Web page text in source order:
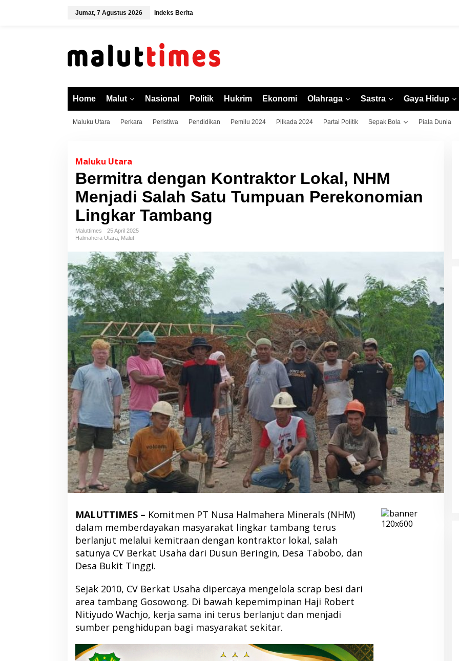
Jumat, 7 Agustus 2026 Indeks Berita
Home Malut Nasional Politik Hukrim Ekonomi Olahraga Sastra Gaya Hidup
Maluku Utara Perkara Peristiwa Pendidikan Pemilu 2024 Pilkada 2024 Partai Politik Sepak Bola Piala Dunia
Maluku Utara
Bermitra dengan Kontraktor Lokal, NHM
Menjadi Salah Satu Tumpuan Perekonomian
Lingkar Tambang
Maluttimes
25 April 2025
Halmahera Utara Malut
MALUTTIMES – Komitmen PT Nusa Halmahera Minerals (NHM)
dalam memberdayakan masyarakat lingkar tambang terus
berlanjut melalui kemitraan dengan kontraktor lokal, salah
satunya CV Berkat Usaha dari Dusun Beringin, Desa Tabobo, dan
Desa Bukit Tinggi.
Sejak 2010, CV Berkat Usaha dipercaya mengelola scrap besi dari
area tambang Gosowong. Di bawah kepemimpinan Haji Robert
Nitiyudo Wachjo, kerja sama ini terus berlanjut dan menjadi
sumber penghidupan bagi masyarakat sekitar.